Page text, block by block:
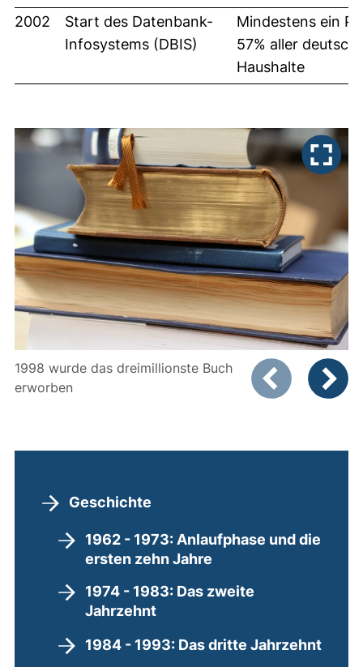
2002
Start des Datenbank-
Infosystems (DBIS)
Mindestens ein
57% aller
Haushalte
1998 wurde das dreimillionste Buch
erworben
Zeigt Folie 1
Geschichte
1962 - 1973: Anlaufphase und die
ersten zehn Jahre
1974 - 1983: Das zweite
Jahrzehnt
1984 - 1993: Das dritte Jahrzehnt